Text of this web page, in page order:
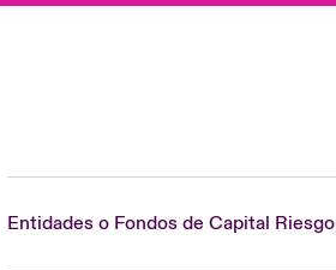
Entidades o Fondos de Capital Riesgo